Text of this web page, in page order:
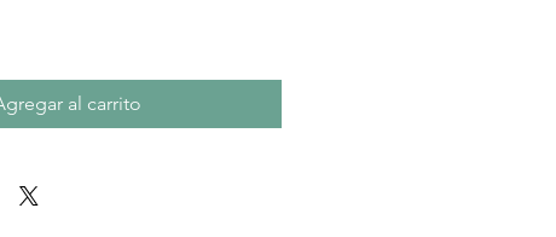
al carrito